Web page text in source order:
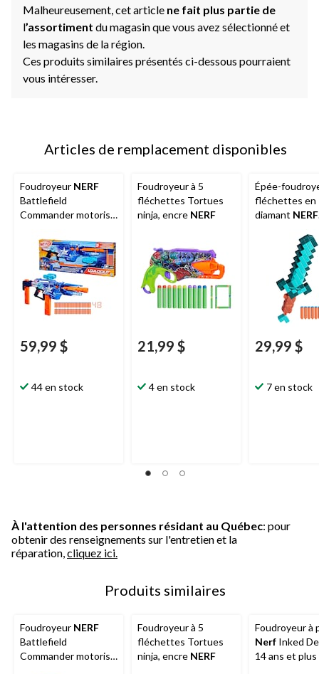
Malheureusement, cet article ne fait plus partie de
l’assortiment du magasin que vous avez sélectionné et
les magasins de la région.
Ces produits similaires présentés ci-dessous pourraient
vous intéresser.
Articles de remplacement disponibles
Foudroyeur NERF
Battlefield
Commander motorisé
59,99 $
44 en stock
Foudroyeur à 5
fléchettes Tortues
ninja, encre NERF
21,99 $
4 en stock
Épée-
fléchettes en
diamant NERF
8 fléchettes
29,99 $
7 en stock
À l'attention des personnes résidant au Québec: pour
obtenir des renseignements sur l'entretien et la
réparation,cliquez ici.
Produits similaires
Foudroyeur NERF
Battlefield
Commander motorisé
Foudroyeur à 5
fléchettes Tortues
ninja, encre NERF
Foudroyeur à
Nerf Inked
14 ans et plus